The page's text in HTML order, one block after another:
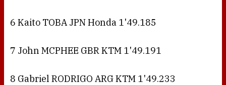
6 Kaito TOBA JPN Honda 1'49.185
7 John MCPHEE GBR KTM 1'49.191
8 Gabriel RODRIGO ARG KTM 1'49.233